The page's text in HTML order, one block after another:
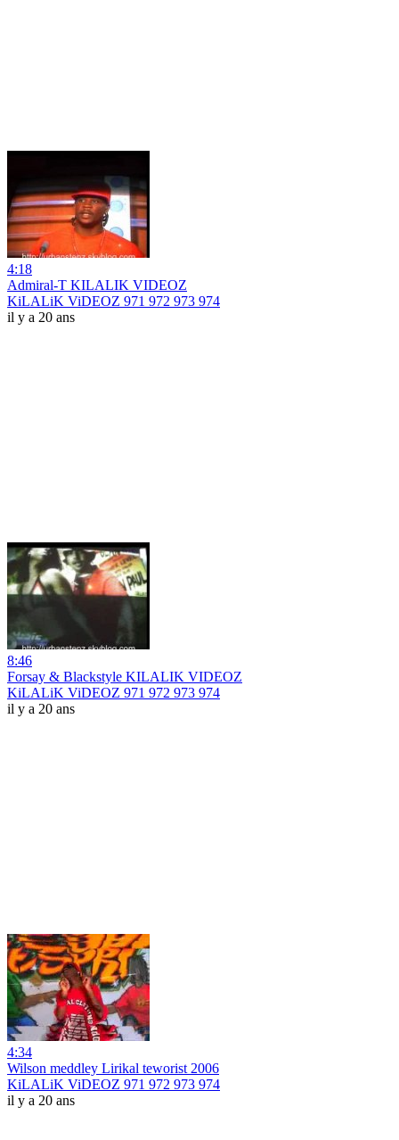
4:18
Admiral-T KILALIK VIDEOZ
KiLALiK ViDEOZ 971 972 973 974
il y a 20 ans
8:46
Forsay & Blackstyle KILALIK VIDEOZ
KiLALiK ViDEOZ 971 972 973 974
il y a 20 ans
4:34
Wilson meddley Lirikal teworist 2006
KiLALiK ViDEOZ 971 972 973 974
il y a 20 ans